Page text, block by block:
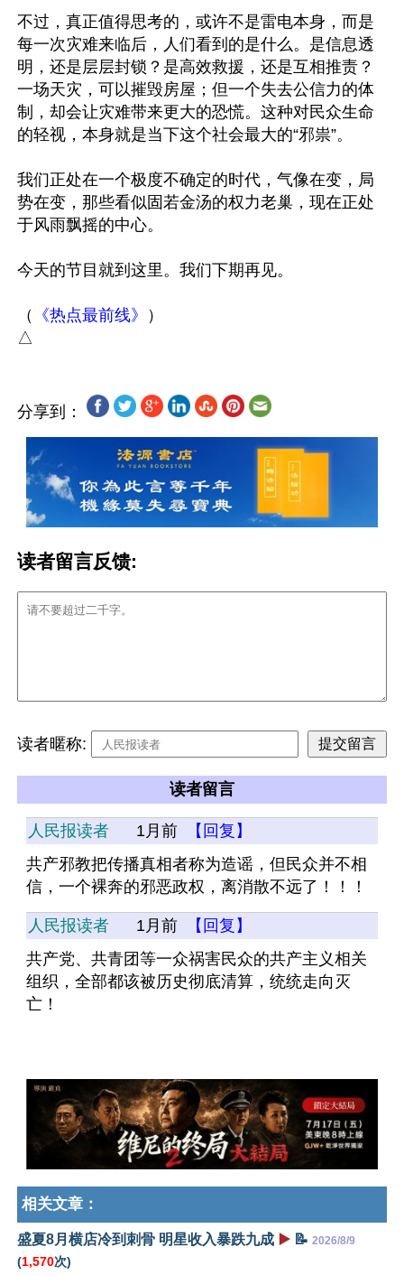
不过，真正值得思考的，或许不是雷电本身，而是
每一次灾难来临后，人们看到的是什么。是信息透
明，还是层层封锁？是高效救援，还是互相推责？
一场天灾，可以摧毁房屋；但一个失去公信力的体
制，却会让灾难带来更大的恐慌。这种对民众生命
的轻视，本身就是当下这个社会最大的“邪祟”。
我们正处在一个极度不确定的时代，气像在变，局
势在变，那些看似固若金汤的权力老巢，现在正处
于风雨飘摇的中心。
今天的节目就到这里。我们下期再见。
（ 《热点最前线》
）
分享到：
读者留言反馈:
读者暱称:
读者留言
人民报读者 1月前
【回复】
共产邪教把传播真相者称为造谣，但民众并不相
信，一个裸奔的邪恶政权，离消散不远了！！！
人民报读者 1月前
【回复】
共产党、共青团等一众祸害民众的共产主义相关
组织，全部都该被历史彻底清算，统统走向灭
亡！
相关文章：
盛夏8月横店冷到刺骨 明星收入暴跌九成 ▶️ 📝 2026/8/9
(1,570次)